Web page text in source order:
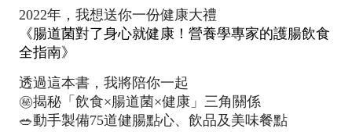
2022年，我想送你一份健康大禮
《腸道菌對了身心就健康！營養學專家的護腸飲食
全指南》
透過這本書，我將陪你一起
㊙️揭秘「飲食×腸道菌×健康」三角關係
🥗動手製備75道健腸點心、飲品及美味餐點